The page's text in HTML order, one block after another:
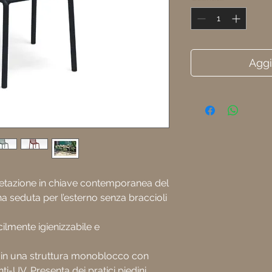
in chiave contemporanea del
seduta per l’esterno senza braccioli
igienizzabile e
una struttura monoblocco con